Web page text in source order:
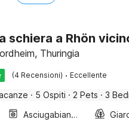
schiera a Rhön
Thuringia
(4 Recensioni) · Eccellente
· 5 Ospiti · 2 Pets · 3
Asciugabiancheria